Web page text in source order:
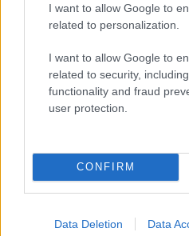
I want to allow Google to
related to personalization.
I want to allow Google to
related to security,
functionality and fraud
user protection.
CONFIRM
Data Deletion Data
enfermedad
. Esto
Polonia se encuentra
poblacional debido a la
sarampión. Actualmente se
¿Interesante?